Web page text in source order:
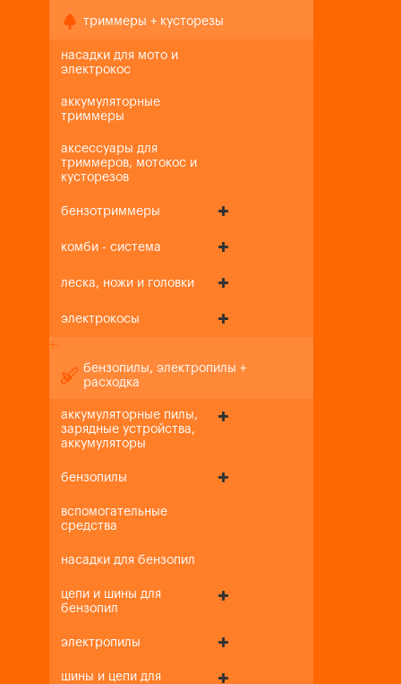
триммеры + кусторезы
насадки для мото и
электрокос
аккумуляторные
триммеры
аксессуары для
триммеров, мотокос и
кусторезов
бензотриммеры
комби - система
леска, ножи и головки
электрокосы
+-
бензопилы, электропилы +
расходка
аккумуляторные пилы,
зарядные устройства,
аккумуляторы
бензопилы
вспомогательные
средства
насадки для бензопил
цепи и шины для
бензопил
электропилы
шины и цепи для